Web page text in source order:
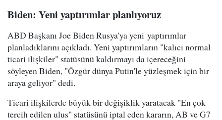
Biden: Yeni yaptırımlar planlıyoruz
ABD Başkanı Joe Biden Rusya'ya yeni yaptırımlar
planladıklarını açıkladı. Yeni yaptırımların "kalıcı normal
ticari ilişkiler" statüsünü kaldırmayı da içereceğini
söyleyen Biden, "Özgür dünya Putin'le yüzleşmek için bir
araya geliyor" dedi.
Ticari ilişkilerde büyük bir değişiklik yaratacak "En çok
tercih edilen ulus" statüsünü iptal eden kararın, AB ve G7